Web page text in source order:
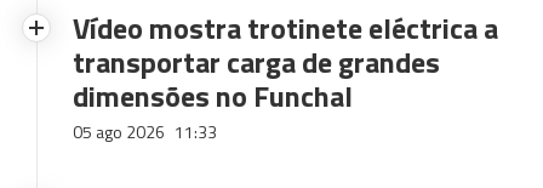
Vídeo mostra trotinete eléctrica a
transportar carga de grandes
dimensões no Funchal
05 ago 2026 11:33